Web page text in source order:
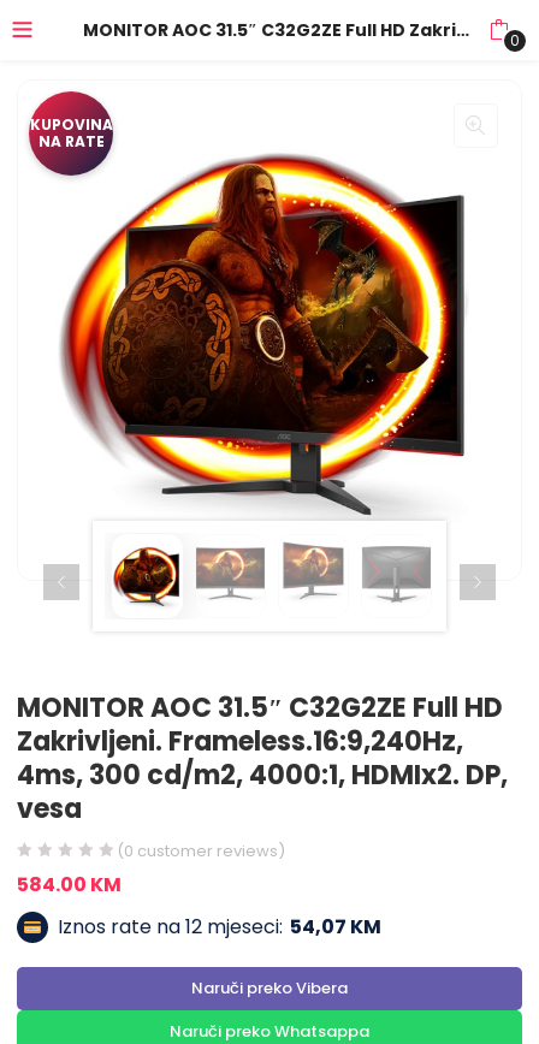
MONITOR AOC 31.5″ C32G2ZE Full HD Zakrivljeni. Frameless.16:9,240Hz, 4ms, 300 cd/m2, 4000:1, HDMIx2. DP, vesa 0
KUPOVINA
NA RATE
MONITOR AOC 31.5″ C32G2ZE Full HD
Zakrivljeni. Frameless.16:9,240Hz,
4ms, 300 cd/m2, 4000:1, HDMIx2. DP,
vesa
(0 customer reviews)
584.00 KM
Iznos rate na 12 mjeseci: 54,07 KM
Naruči preko Vibera
Naruči preko Whatsappa